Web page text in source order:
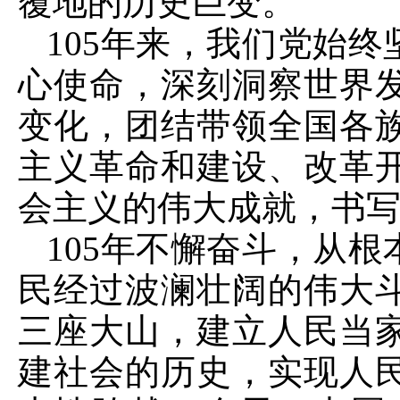
105年来，我们党始
心使命，深刻洞察世界
变化，团结带领全国各
主义革命和建设、改革
会主义的伟大成就，书
105年不懈奋斗，从
民经过波澜壮阔的伟大
三座大山，建立人民当
建社会的历史，实现人